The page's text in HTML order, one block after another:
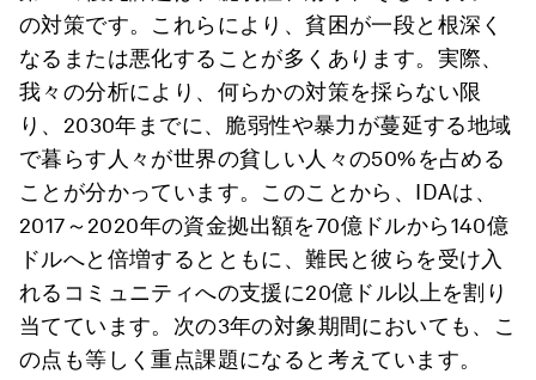
の対策です。これらにより、貧困が一段と根深く
なるまたは悪化することが多くあります。実際、
我々の分析により、何らかの対策を採らない限
り、2030年までに、脆弱性や暴力が蔓延する地域
で暮らす人々が世界の貧しい人々の50%を占める
ことが分かっています。このことから、IDAは、
2017～2020年の資金拠出額を70億ドルから140億
ドルへと倍増するとともに、難民と彼らを受け入
れるコミュニティへの支援に20億ドル以上を割り
当てています。次の3年の対象期間においても、こ
の点も等しく重点課題になると考えています。